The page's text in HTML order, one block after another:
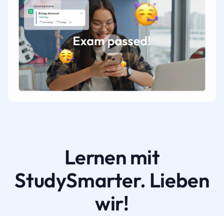
Lernen mit
StudySmarter. Lieben
wir!